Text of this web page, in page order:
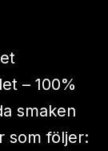
– 100%
smaken
som följer: